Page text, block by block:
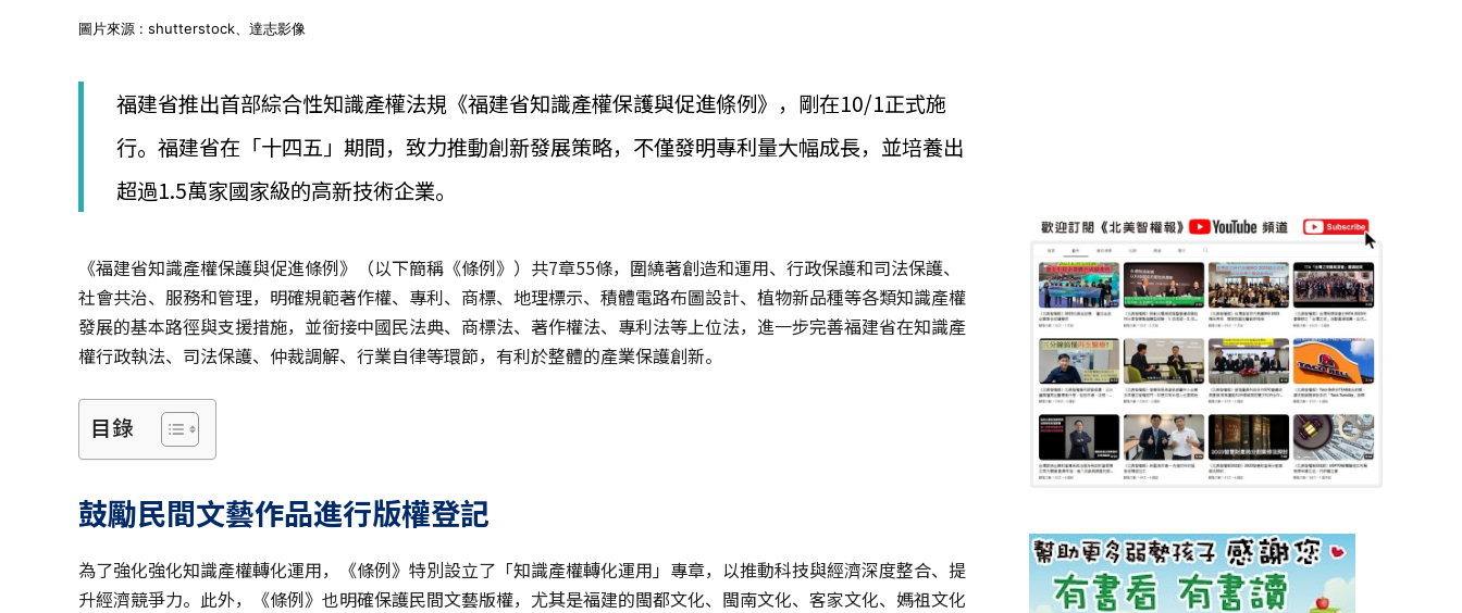
│
智
顧
│
專
利
│
美
國
專
利
圖片來源 : shutterstock、達志影像
福建省推出首部綜合性知識產權法規《福建省知識產權保護與促進條例》，剛在10/1正式施
行。福建省在「十四五」期間，致力推動創新發展策略，不僅發明專利量大幅成長，並培養出
超過1.5萬家國家級的高新技術企業。
《福建省知識產權保護與促進條例》（以下簡稱《條例》）共7章55條，圍繞著創造和運用、行政保護和司法保護、
社會共治、服務和管理，明確規範著作權、專利、商標、地理標示、積體電路布圖設計、植物新品種等各類知識產權
發展的基本路徑與支援措施，並銜接中國民法典、商標法、著作權法、專利法等上位法，進一步完善福建省在知識產
權行政執法、司法保護、仲裁調解、行業自律等環節，有利於整體的產業保護創新。
目錄
鼓勵民間文藝作品進行版權登記
為了強化強化知識產權轉化運用，《條例》特別設立了「知識產權轉化運用」專章，以推動科技與經濟深度整合、提
升經濟競爭力。此外，《條例》也明確保護民間文藝版權，尤其是福建的閩都文化、閩南文化、客家文化、媽祖文化